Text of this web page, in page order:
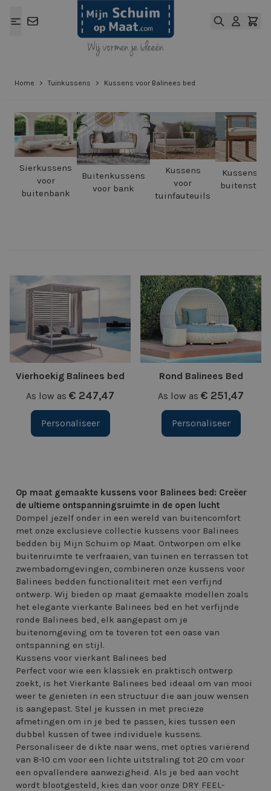
Home > Tuinkussens > Kussens voor Balinees bed
Sierkussens
voor
buitenbank
Buitenkussens
voor bank
Kussens
voor
tuinfauteuils
Kussens
Vierhoekig Balinees bed
As low as € 247,47
Personaliseer
Rond Balinees Bed
As low as € 251,47
Personaliseer
Op maat gemaakte kussens voor Balinees bed: Creëer
de ultieme ontspanningsruimte in de open lucht
Dompel jezelf onder in een wereld van buitencomfort
met onze exclusieve collectie kussens voor Balinees
bedden bij Mijn Schuim op Maat. Ontworpen om elke
buitenruimte te verfraaien, van tuinen en terrassen tot
zwembadomgevingen, combineren onze kussens voor
Balinees bedden functionaliteit met een verfijnd
ontwerp. Wij bieden op maat gemaakte modellen zoals
het elegante vierkante Balinees bed en het verfijnde
ronde Balinees bed, elk aangepast om je
buitenomgeving om te toveren tot een oase van
ontspanning en stijl.
Kussens voor vierkant Balinees bed
Perfect voor wie een klassiek en praktisch ontwerp
zoekt, is het Vierkante Balinees bed ideaal om van mooi
weer te genieten in een structuur die aan jouw wensen
is aangepast. Stel je kussen in met precieze
afmetingen om in je bed te passen, kies tussen een
dubbel kussen of twee individuele kussens.
Personaliseer de dikte naar wens, met opties variërend
van 8-10 cm voor een lichte uitstraling tot 20 cm voor
een opvallendere aanwezigheid. Als je bed aan vocht
wordt blootgesteld, kies dan voor onze DRY FEEL-